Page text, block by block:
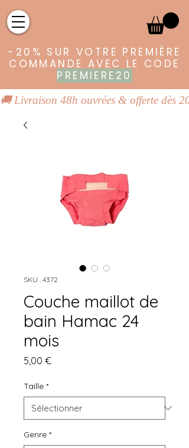
-20% SUR VOTRE PREMIÈRE
COMMANDE AVEC LE CODE
PREMIERE20
🚚 Livraison 48h ouvrées & offerte dès
SKU : 4372
Couche maillot de
bain Hamac 24
mois
5,00 €Prix
Taille *
Genre *